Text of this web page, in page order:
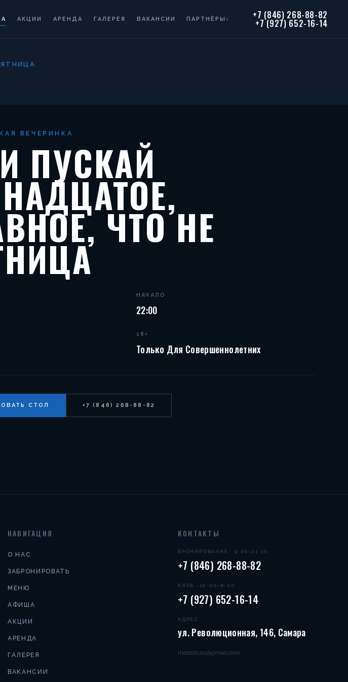
АКЦИИ АРЕНДА ГАЛЕРЕЯ ВАКАНСИИ ПАРТНЁРЫ▾ +7 (846) 268-88-82
+7 (927) 652-16-14
ВЕЧЕРИНКА
ПУСКАЙ
ЧТО НЕ
НАЧАЛО
22:00
18+
Только Для Совершеннолетних
СТОЛ +7 (846) 268-88-82
НАВИГАЦИЯ
О НАС
ЗАБРОНИРОВАТЬ
МЕНЮ
АФИША
АКЦИИ
АРЕНДА
ГАЛЕРЕЯ
ВАКАНСИИ
КОНТАКТЫ
БРОНИРОВАНИЕ · 9:00–21:30
+7 (846) 268-88-82
КЛУБ · 22:00–6:00
+7 (927) 652-16-14
АДРЕС
ул. Революционная, 146, Самара
metelicas@gmail.com